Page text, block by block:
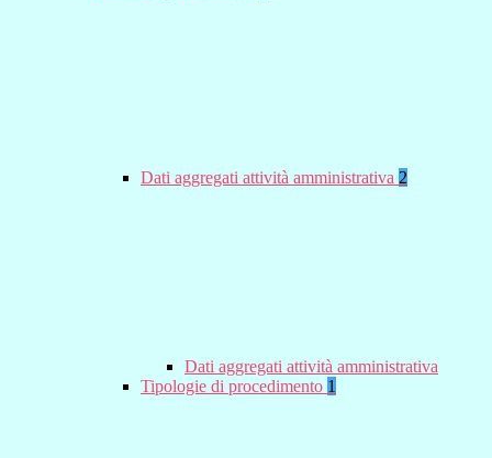
Dati aggregati attività amministrativa 2
Dati aggregati attività amministrativa
Tipologie di procedimento 1